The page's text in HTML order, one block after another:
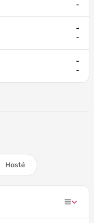
-
-
-
-
-
Hosté